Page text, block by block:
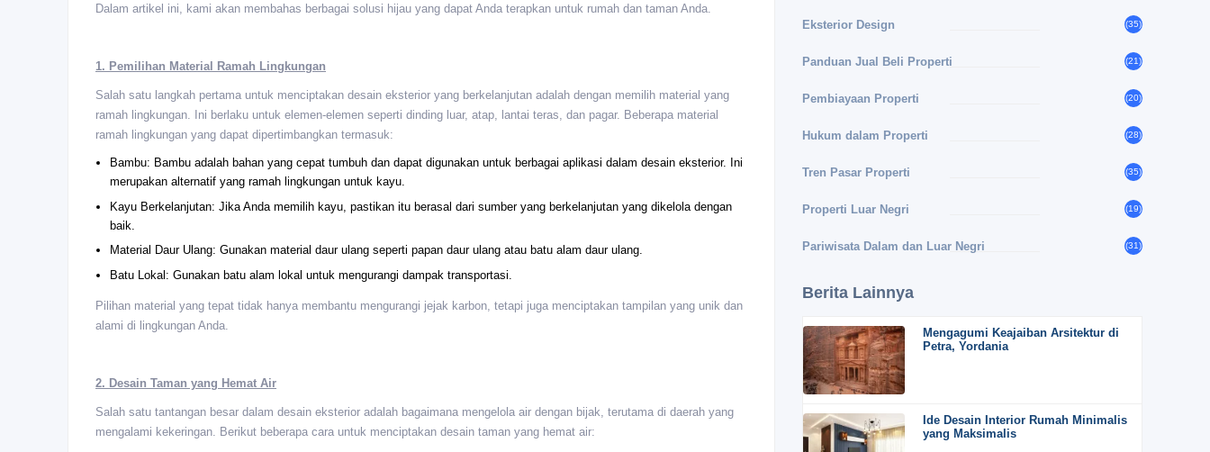
Dalam artikel ini, kami akan membahas berbagai solusi hijau yang dapat Anda terapkan untuk rumah dan taman Anda.
1. Pemilihan Material Ramah Lingkungan
Salah satu langkah pertama untuk menciptakan desain eksterior yang berkelanjutan adalah dengan memilih material yang
ramah lingkungan. Ini berlaku untuk elemen-elemen seperti dinding luar, atap, lantai teras, dan pagar. Beberapa material
ramah lingkungan yang dapat dipertimbangkan termasuk:
Bambu: Bambu adalah bahan yang cepat tumbuh dan dapat digunakan untuk berbagai aplikasi dalam desain eksterior. Ini
merupakan alternatif yang ramah lingkungan untuk kayu.
Kayu Berkelanjutan: Jika Anda memilih kayu, pastikan itu berasal dari sumber yang berkelanjutan yang dikelola dengan
baik.
Material Daur Ulang: Gunakan material daur ulang seperti papan daur ulang atau batu alam daur ulang.
Batu Lokal: Gunakan batu alam lokal untuk mengurangi dampak transportasi.
Pilihan material yang tepat tidak hanya membantu mengurangi jejak karbon, tetapi juga menciptakan tampilan yang unik dan
alami di lingkungan Anda.
2. Desain Taman yang Hemat Air
Salah satu tantangan besar dalam desain eksterior adalah bagaimana mengelola air dengan bijak, terutama di daerah yang
mengalami kekeringan. Berikut beberapa cara untuk menciptakan desain taman yang hemat air:
Eksterior Design (35)
Panduan Jual Beli Properti (21)
Pembiayaan Properti (20)
Hukum dalam Properti (28)
Tren Pasar Properti (35)
Properti Luar Negri (19)
Pariwisata Dalam dan Luar Negri (31)
Berita Lainnya
Mengagumi Keajaiban Arsitektur di
Petra, Yordania
Ide Desain Interior Rumah Minimalis
yang Maksimalis